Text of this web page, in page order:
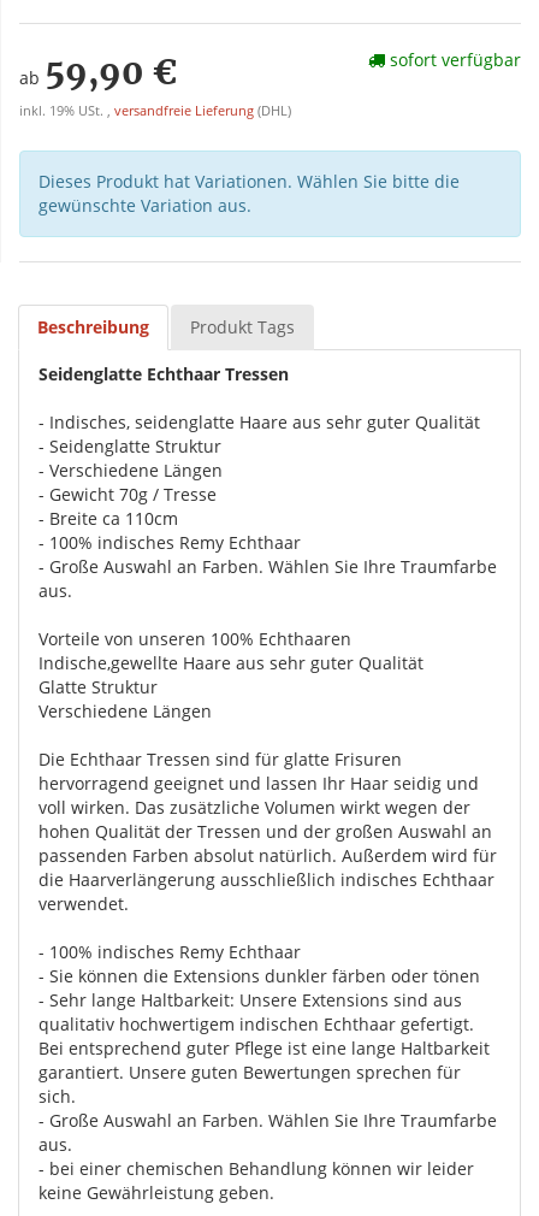
ab 59,90 €
inkl. 19% USt. , versandfreie Lieferung (DHL)
sofort verfügbar
Dieses Produkt hat Variationen. Wählen Sie bitte die
gewünschte Variation aus.
Beschreibung Produkt Tags
Seidenglatte Echthaar Tressen
- Indisches, seidenglatte Haare aus sehr guter Qualität
- Seidenglatte Struktur
- Verschiedene Längen
- Gewicht 70g / Tresse
- Breite ca 110cm
- 100% indisches Remy Echthaar
- Große Auswahl an Farben. Wählen Sie Ihre Traumfarbe
aus.
Vorteile von unseren 100% Echthaaren
Indische,gewellte Haare aus sehr guter Qualität
Glatte Struktur
Verschiedene Längen
Die Echthaar Tressen sind für glatte Frisuren
hervorragend geeignet und lassen Ihr Haar seidig und
voll wirken. Das zusätzliche Volumen wirkt wegen der
hohen Qualität der Tressen und der großen Auswahl an
passenden Farben absolut natürlich. Außerdem wird für
die Haarverlängerung ausschließlich indisches Echthaar
verwendet.
- 100% indisches Remy Echthaar
- Sie können die Extensions dunkler färben oder tönen
- Sehr lange Haltbarkeit: Unsere Extensions sind aus
qualitativ hochwertigem indischen Echthaar gefertigt.
Bei entsprechend guter Pflege ist eine lange Haltbarkeit
garantiert. Unsere guten Bewertungen sprechen für
sich.
- Große Auswahl an Farben. Wählen Sie Ihre Traumfarbe
aus.
- bei einer chemischen Behandlung können wir leider
keine Gewährleistung geben.